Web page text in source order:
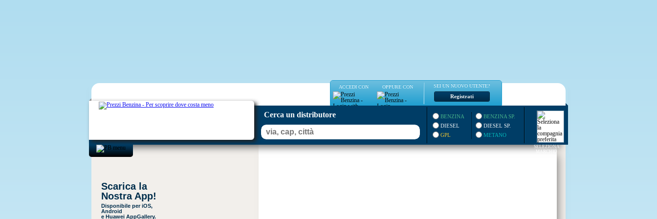
ACCEDI CON OPPURE CON SEI UN NUOVO UTENTE?
Registrati
Cerca un distributore
BENZINA
DIESEL
GPL
BENZINA SP.
DIESEL SP.
METANO
SELEZIONA
MARCHIO
Scarica la
Nostra App!
Disponibile per iOS,
Android
e Huawei AppGallery.